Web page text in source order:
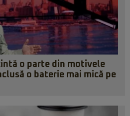
o parte din motivele
o baterie mai mică pe